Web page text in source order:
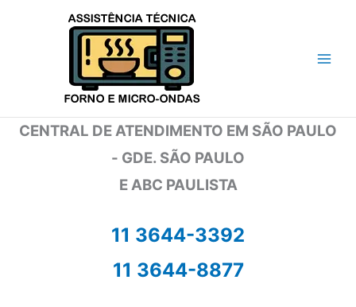
CENTRAL DE ATENDIMENTO EM SÃO PAULO
- GDE. SÃO PAULO
E ABC PAULISTA
11 3644-3392
11 3644-8877